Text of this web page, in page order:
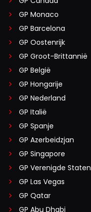
GP Monaco
GP Barcelona
GP Oostenrijk
GP Groot-Brittannië
GP België
GP Hongarije
GP Nederland
GP Italië
GP Spanje
GP Azerbeidzjan
GP Singapore
GP Verenigde Staten
GP Las Vegas
GP Qatar
GP Abu Dhabi